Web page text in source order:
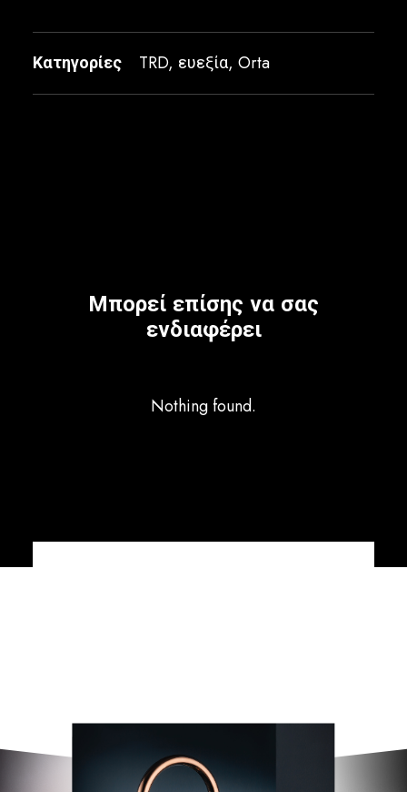
Κατηγορίες TRD, ευεξία, Orta
Μπορεί επίσης να σας
ενδιαφέρει
Nothing found.